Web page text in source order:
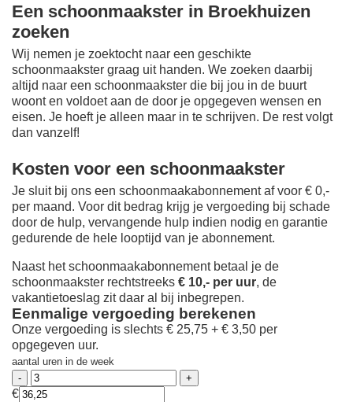
Een schoonmaakster in Broekhuizen
zoeken
Wij nemen je zoektocht naar een geschikte
schoonmaakster graag uit handen. We zoeken daarbij
altijd naar een schoonmaakster die bij jou in de buurt
woont en voldoet aan de door je opgegeven wensen en
eisen. Je hoeft je alleen maar in te schrijven. De rest volgt
dan vanzelf!
Kosten voor een schoonmaakster
Je sluit bij ons een schoonmaakabonnement af voor € 0,-
per maand. Voor dit bedrag krijg je vergoeding bij schade
door de hulp, vervangende hulp indien nodig en garantie
gedurende de hele looptijd van je abonnement.
Naast het schoonmaakabonnement betaal je de
schoonmaakster rechtstreeks € 10,- per uur, de
vakantietoeslag zit daar al bij inbegrepen.
Eenmalige vergoeding berekenen
Onze vergoeding is slechts € 25,75 + € 3,50 per
opgegeven uur.
aantal uren in de week
€